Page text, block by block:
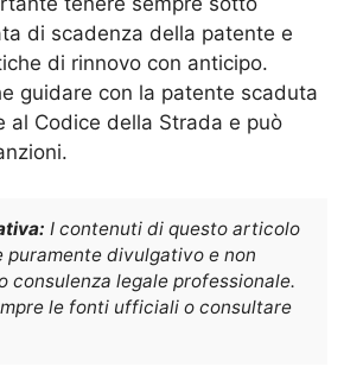
di scadenza della patente e
di rinnovo con anticipo.
guidare con la patente scaduta
al Codice della Strada e può
I contenuti di questo articolo
puramente divulgativo e non
consulenza legale professionale.
le fonti ufficiali o consultare